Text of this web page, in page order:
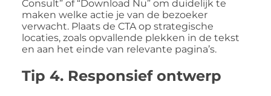
Consult” of “Download Nu” om duidelijk te
maken welke actie je van de bezoeker
verwacht. Plaats de CTA op strategische
locaties, zoals opvallende plekken in de tekst
en aan het einde van relevante pagina’s.
Tip 4. Responsief ontwerp